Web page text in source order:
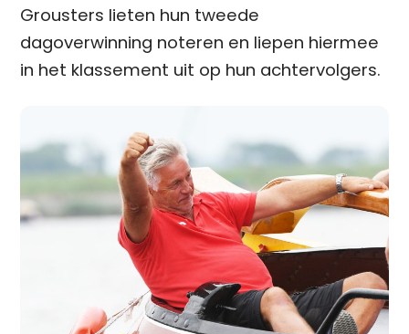
Grousters lieten hun tweede
dagoverwinning noteren en liepen hiermee
in het klassement uit op hun achtervolgers.